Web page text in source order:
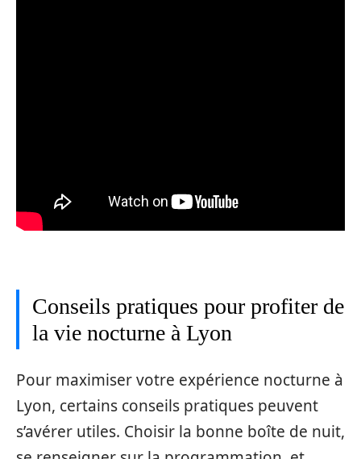
Conseils pratiques pour profiter de
la vie nocturne à Lyon
Pour maximiser votre expérience nocturne à
Lyon, certains conseils pratiques peuvent
s’avérer utiles. Choisir la bonne boîte de nuit,